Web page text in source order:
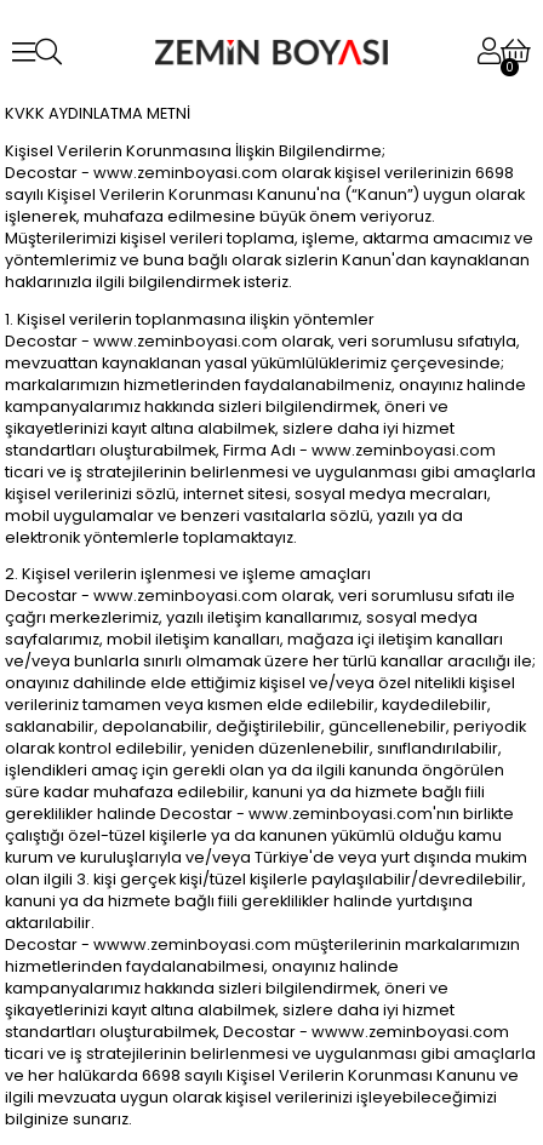
0
KVKK AYDINLATMA METNİ
Kişisel Verilerin Korunmasına İlişkin Bilgilendirme;
Decostar - www.zeminboyasi.com olarak kişisel verilerinizin 6698
sayılı Kişisel Verilerin Korunması Kanunu'na (“Kanun”) uygun olarak
işlenerek, muhafaza edilmesine büyük önem veriyoruz.
Müşterilerimizi kişisel verileri toplama, işleme, aktarma amacımız ve
yöntemlerimiz ve buna bağlı olarak sizlerin Kanun'dan kaynaklanan
haklarınızla ilgili bilgilendirmek isteriz.
1. Kişisel verilerin toplanmasına ilişkin yöntemler
Decostar - www.zeminboyasi.com olarak, veri sorumlusu sıfatıyla,
mevzuattan kaynaklanan yasal yükümlülüklerimiz çerçevesinde;
markalarımızın hizmetlerinden faydalanabilmeniz, onayınız halinde
kampanyalarımız hakkında sizleri bilgilendirmek, öneri ve
şikayetlerinizi kayıt altına alabilmek, sizlere daha iyi hizmet
standartları oluşturabilmek, Firma Adı - www.zeminboyasi.com
ticari ve iş stratejilerinin belirlenmesi ve uygulanması gibi amaçlarla
kişisel verilerinizi sözlü, internet sitesi, sosyal medya mecraları,
mobil uygulamalar ve benzeri vasıtalarla sözlü, yazılı ya da
elektronik yöntemlerle toplamaktayız.
2. Kişisel verilerin işlenmesi ve işleme amaçları
Decostar - www.zeminboyasi.com olarak, veri sorumlusu sıfatı ile
çağrı merkezlerimiz, yazılı iletişim kanallarımız, sosyal medya
sayfalarımız, mobil iletişim kanalları, mağaza içi iletişim kanalları
ve/veya bunlarla sınırlı olmamak üzere her türlü kanallar aracılığı ile;
onayınız dahilinde elde ettiğimiz kişisel ve/veya özel nitelikli kişisel
verileriniz tamamen veya kısmen elde edilebilir, kaydedilebilir,
saklanabilir, depolanabilir, değiştirilebilir, güncellenebilir, periyodik
olarak kontrol edilebilir, yeniden düzenlenebilir, sınıflandırılabilir,
işlendikleri amaç için gerekli olan ya da ilgili kanunda öngörülen
süre kadar muhafaza edilebilir, kanuni ya da hizmete bağlı fiili
gereklilikler halinde Decostar - www.zeminboyasi.com'nın birlikte
çalıştığı özel-tüzel kişilerle ya da kanunen yükümlü olduğu kamu
kurum ve kuruluşlarıyla ve/veya Türkiye'de veya yurt dışında mukim
olan ilgili 3. kişi gerçek kişi/tüzel kişilerle paylaşılabilir/devredilebilir,
kanuni ya da hizmete bağlı fiili gereklilikler halinde yurtdışına
aktarılabilir.
Decostar - wwww.zeminboyasi.com müşterilerinin markalarımızın
hizmetlerinden faydalanabilmesi, onayınız halinde
kampanyalarımız hakkında sizleri bilgilendirmek, öneri ve
şikayetlerinizi kayıt altına alabilmek, sizlere daha iyi hizmet
standartları oluşturabilmek, Decostar - wwww.zeminboyasi.com
ticari ve iş stratejilerinin belirlenmesi ve uygulanması gibi amaçlarla
ve her halükarda 6698 sayılı Kişisel Verilerin Korunması Kanunu ve
ilgili mevzuata uygun olarak kişisel verilerinizi işleyebileceğimizi
bilginize sunarız.